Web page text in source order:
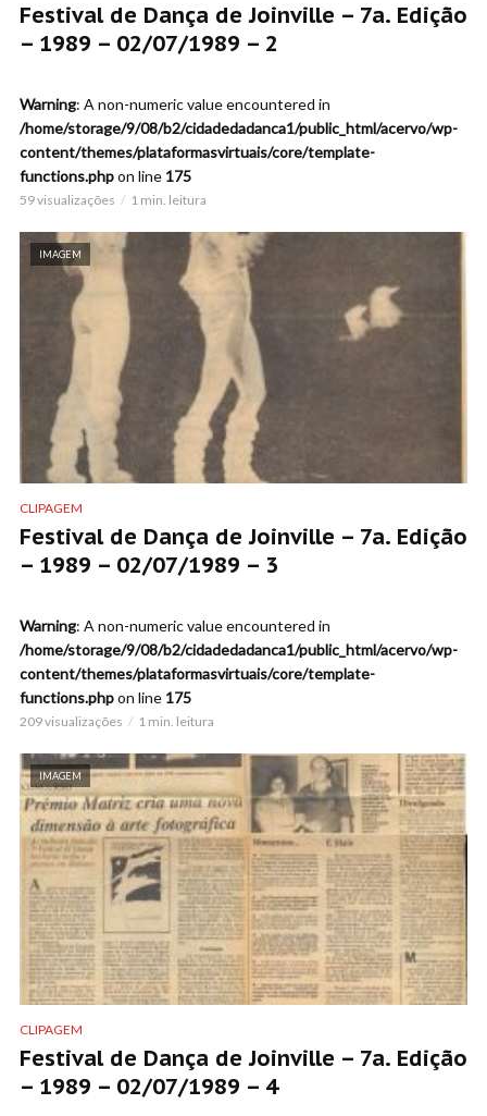
Festival de Dança de Joinville – 7a. Edição
– 1989 – 02/07/1989 – 2
Warning: A non-numeric value encountered in
/home/storage/9/08/b2/cidadedadanca1/public_html/acervo/wp-
content/themes/plataformasvirtuais/core/template-
functions.phpon line 175
59 visualizações 1 min. leitura
IMAGEM
CLIPAGEM
Festival de Dança de Joinville – 7a. Edição
– 1989 – 02/07/1989 – 3
Warning: A non-numeric value encountered in
/home/storage/9/08/b2/cidadedadanca1/public_html/acervo/wp-
content/themes/plataformasvirtuais/core/template-
functions.phpon line 175
209 visualizações 1 min. leitura
IMAGEM
CLIPAGEM
Festival de Dança de Joinville – 7a. Edição
– 1989 – 02/07/1989 – 4